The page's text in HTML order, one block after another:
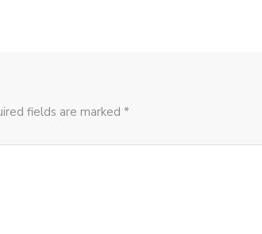
fields are marked *